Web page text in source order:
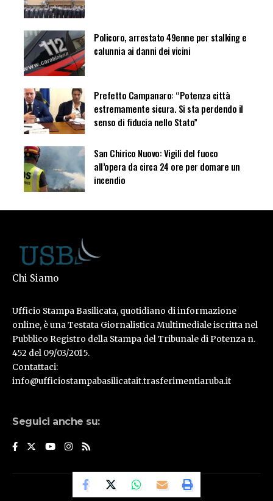
Policoro, arrestato 49enne per stalking e
calunnia ai danni dei vicini
Prefetto Campanaro: “Potenza città
estremamente sicura. Si sta perdendo il
senso di fiducia nello Stato”
San Chirico Nuovo: Vigili del fuoco
all’opera da circa 24 ore per domare un
incendio
Chi Siamo
Ufficio Stampa Basilicata, quotidiano di informazione
online, è una Testata Giornalistica Multimediale iscritta nel
Pubblico Registro della Stampa del Tribunale di Potenza n.
452 del 09/03/2015.
Contattaci:
info@ufficiostampabasilicatait.trasferimentiaruba.it
Seguici anche su:
© Ufficio Stampa Basilicata